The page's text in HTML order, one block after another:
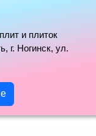
и плиток
г. Ногинск, ул.